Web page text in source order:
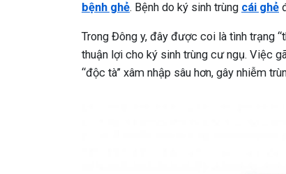
bệnh ghẻ. Bệnh do ký sinh trùng cái ghẻ
Trong Đông y, đây được coi là tình trạng
thuận lợi cho ký sinh trùng cư ngụ. Việc
“độc tà” xâm nhập sâu hơn, gây nhiễm